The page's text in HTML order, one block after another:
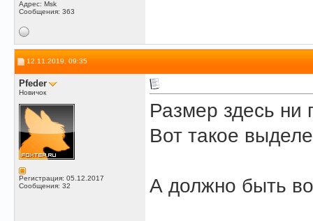
Адрес: Msk
Сообщения: 363
12.11.2019, 09:35
Pfeder
Новичок
Регистрация: 05.12.2017
Сообщения: 32
Размер здесь ни
Вот такое
А должно быть